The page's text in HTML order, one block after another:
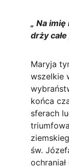
„ Na
drży
Maryja
wszelkie
końca
sferach
św.